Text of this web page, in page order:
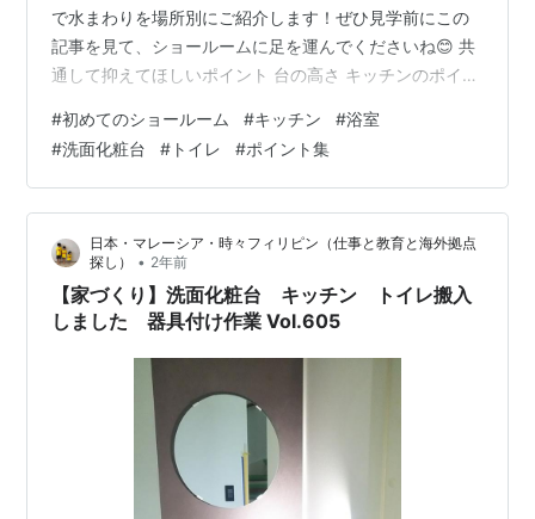
で水まわりを場所別にご紹介します！ぜひ見学前にこの
記事を見て、ショールームに足を運んでくださいね😊 共
通して抑えてほしいポイント 台の高さ キッチンのポイン
ント3選 洗面化粧台のポイント3選 トイレのポイント 上
記以外にも、確認ポイントたくさん
#初めてのショールーム #キッチン #浴室
#洗面化粧台 # トイレ #ポイント集
日本・マレーシア・時々フィリピン（仕事と教育と海外拠点
探し）
• 2年前
【家づくり】洗面化粧台 キッチン トイレ搬入
しました 器具付け作業 Vol.605